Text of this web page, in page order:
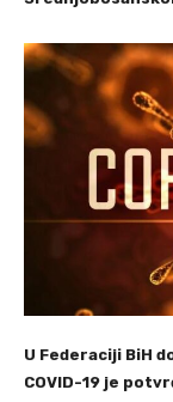
U Federaciji BiH
COVID-19 je